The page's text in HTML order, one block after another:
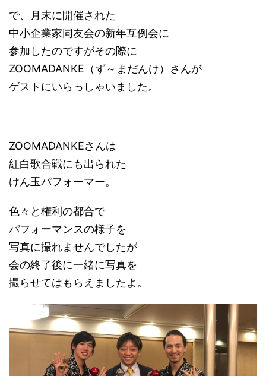
で、月末に開催された
中小企業家同友会の新年互例会に
参加したのですがその際に
ZOOMADANKE（ず～まだんけ）さんが
ゲストにいらっしゃいました。
ZOOMADANKEさんは
紅白歌合戦にも出られた
けん玉パフォーマー。
色々と権利の都合で
パフォーマンスの様子を
写真に撮れませんでしたが
会の終了後に一緒に写真を
撮らせてはもらえましたよ。